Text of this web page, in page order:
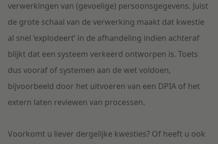
verwerkingen van (gevoelige) persoonsgegevens. Juist
de grote schaal van de verwerking maakt dat kwestie
al snel ‘explodeert’ in de afhandeling indien achteraf
blijkt dat een systeem verkeerd ontworpen is. Toets
dus vooraf of systemen aan de wet voldoen,
bijvoorbeeld door het uitvoeren van een DPIA of het
extern laten reviewen van processen.
Voorkomt u liever dergelijke kwesties? Of heeft u ook